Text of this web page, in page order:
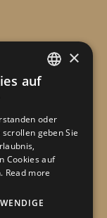
DEFAULT LANGUAGE
GERMAN
×
auf
oder
geben Sie
Cookies auf
Read more